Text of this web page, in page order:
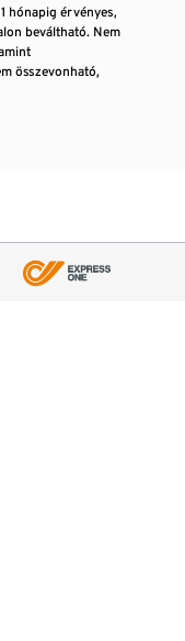
hónapig érvényes,
beváltható. Nem
összevonható,